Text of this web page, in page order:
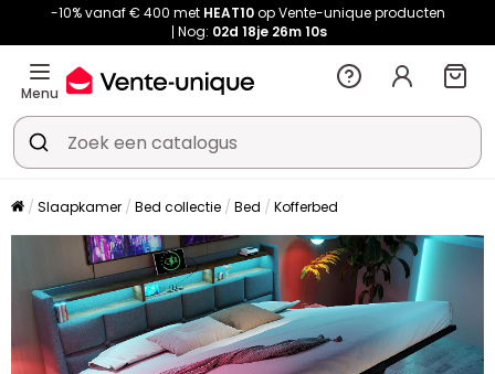
-10% vanaf € 400 met HEAT10op Vente-unique producten
Nog: 02d 18je 26m10s
Menu
Slaapkamer Bed collectie Bed Kofferbed